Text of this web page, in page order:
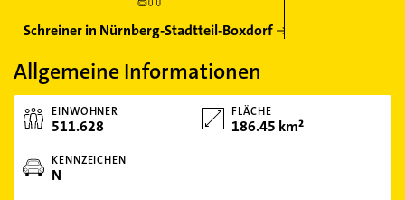
Schreiner in Nürnberg-Stadtteil-Boxdorf
Allgemeine Informationen
EINWOHNER
511.628
FLÄCHE
186.45 km²
KENNZEICHEN
N